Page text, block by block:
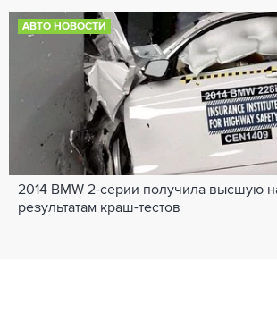
АВТО НОВОСТИ
2014 BMW 2-серии получила высшую
результатам краш-тестов